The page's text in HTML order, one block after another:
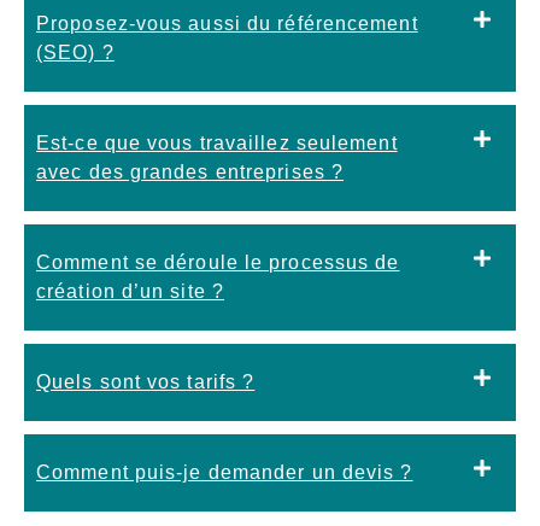
Proposez-vous aussi du référencement
(SEO) ?
Est-ce que vous travaillez seulement
avec des grandes entreprises ?
Comment se déroule le processus de
création d’un site ?
Quels sont vos tarifs ?
Comment puis-je demander un devis ?